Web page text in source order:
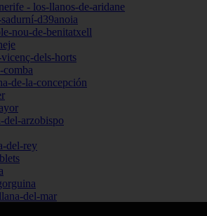
- los-llanos-de-aridane
d39anoia
nou-de-benitatxell
dels-horts
comba
de-la-concepción
del-arzobispo
del-rey
del-mar